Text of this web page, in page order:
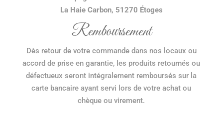
La Haie Carbon, 51270 Étoges
Remboursement
Dès retour de votre commande dans nos locaux ou
accord de prise en garantie, les produits retournés ou
défectueux seront intégralement remboursés sur la
carte bancaire ayant servi lors de votre achat ou
chèque ou virement.